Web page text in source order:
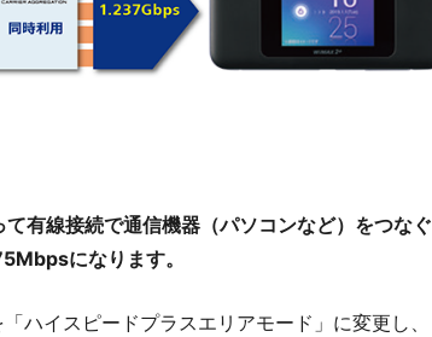
有線接続で通信機器（パソコンなど）をつなぐ
になります。
ハイスピードプラスエリアモード」に変更し、